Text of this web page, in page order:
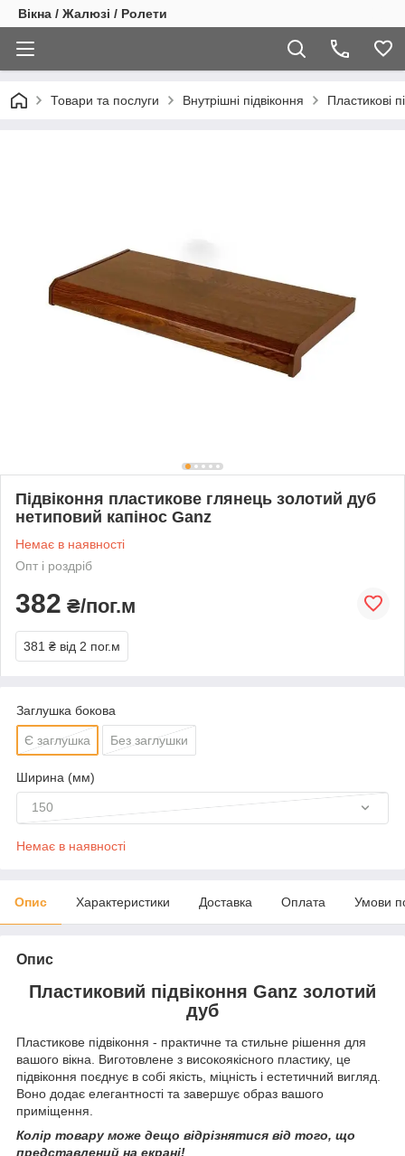
Вікна / Жалюзі / Ролети
Товари та послуги Внутрішні підвіконня Пластикові
Підвіконня пластикове глянець золотий дуб
нетиповий капінос Ganz
Немає в наявності
Опт і роздріб
382 ₴/пог.м
381 ₴ від 2 пог.м
Заглушка бокова
Є заглушка Без заглушки
Ширина (мм)
150
Немає в наявності
Опис Характеристики Доставка Оплата Умови
Опис
Пластиковий підвіконня Ganz золотий
дуб
Пластикове підвіконня - практичне та стильне рішення для
вашого вікна. Виготовлене з високоякісного пластику, це
підвіконня поєднує в собі якість, міцність і естетичний вигляд.
Воно додає елегантності та завершує образ вашого
приміщення.
Колір товару може дещо відрізнятися від того, що
представлений на екрані!